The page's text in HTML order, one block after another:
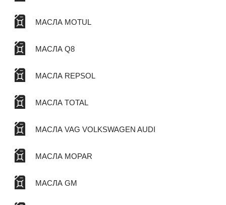
МАСЛА MOTUL
МАСЛА Q8
МАСЛА REPSOL
МАСЛА TOTAL
МАСЛА VAG VOLKSWAGEN AUDI
МАСЛА MOPAR
МАСЛА GM